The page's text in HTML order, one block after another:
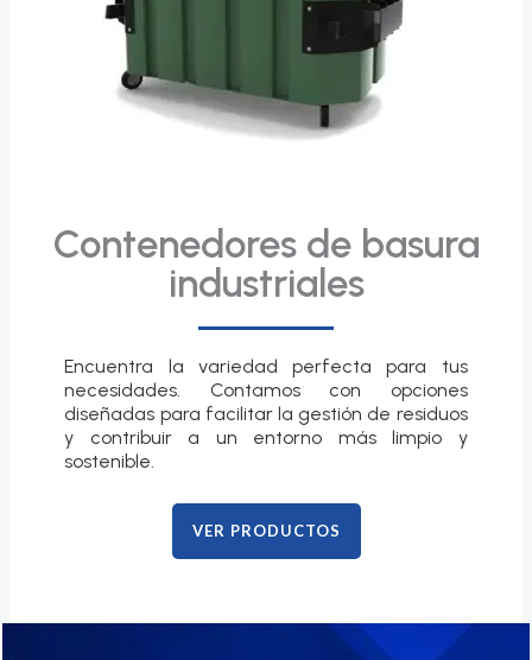
Contenedores de basura
industriales
Encuentra la variedad perfecta para tus
necesidades. Contamos con opciones
diseñadas para facilitar la gestión de residuos
y contribuir a un entorno más limpio y
sostenible.
VER PRODUCTOS